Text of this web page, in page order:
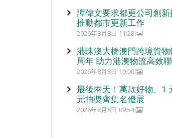
譚偉文要求都更公司創
推動都市更新工作
2026年8月8日 11:28
港珠澳大橋澳門跨境貨
周年 助力港澳物流高效
2026年8月8日 10:00
最後兩天！萬款好物、1
元抽獎齊集名優展
2026年8月8日 09:54